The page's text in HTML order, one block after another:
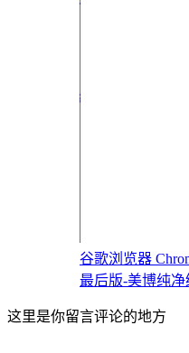
谷歌浏览器
最后版-美博纯净
这里是你留言评论的地方